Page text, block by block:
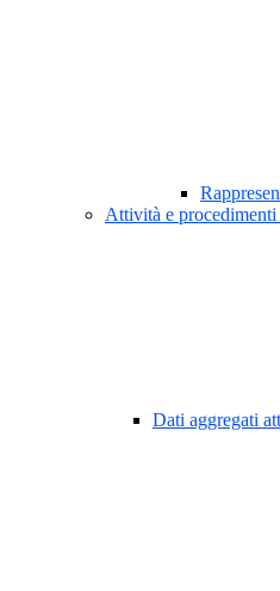
Attività e procedimenti
Dati aggregati